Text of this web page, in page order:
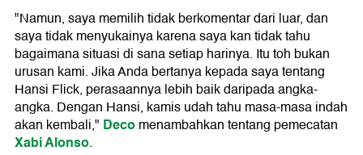
"Namun, saya memilih tidak berkomentar dari luar, dan
saya tidak menyukainya karena saya kan tidak tahu
bagaimana situasi di sana setiap harinya. Itu toh bukan
urusan kami. Jika Anda bertanya kepada saya tentang
Hansi Flick, perasaannya lebih baik daripada angka-
angka. Dengan Hansi, kamis udah tahu masa-masa indah
akan kembali," Decomenambahkan tentang pemecatan
Xabi Alonso.